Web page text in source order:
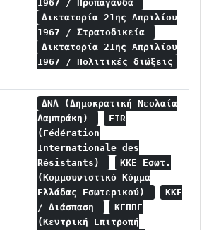
1967 / Προπαγάνδα
Δικτατορία 21ης Απριλίου
1967 / Στρατοδικεία
Δικτατορία 21ης Απριλίου
1967 / Πολιτικές διώξεις
ΔΝΛ (Δημοκρατική Νεολαία
Λαμπράκη)
FIR
(Fédération
Internationale des
Résistants)
ΚΚΕ Εσωτ.
(Κομμουνιστικό Κόμμα
Ελλάδας Εσωτερικού)
ΚΚΕ
/ Διάσπαση
ΚΕΠΠΕ
(Κεντρική Επιτροπή